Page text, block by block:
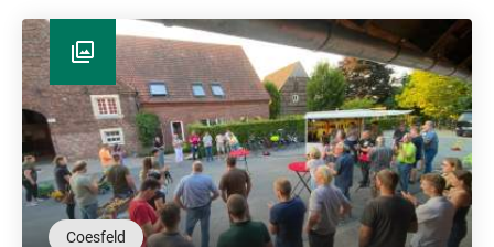
Coesfeld